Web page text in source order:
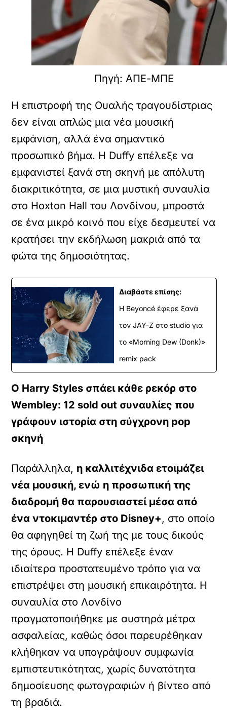
Πηγή: ΑΠΕ-ΜΠΕ
Η επιστροφή της Ουαλής τραγουδίστριας
δεν είναι απλώς μια νέα μουσική
εμφάνιση, αλλά ένα σημαντικό
προσωπικό βήμα. Η Duffy επέλεξε να
εμφανιστεί ξανά στη σκηνή με απόλυτη
διακριτικότητα, σε μια μυστική συναυλία
στο Hoxton Hall του Λονδίνου, μπροστά
σε ένα μικρό κοινό που είχε δεσμευτεί να
κρατήσει την εκδήλωση μακριά από τα
φώτα της δημοσιότητας.
Διαβάστε επίσης:
Η Beyoncé έφερε ξανά
τον JAY-Z στο studio για
το «Morning Dew (Donk)»
remix pack
Ο Harry Styles σπάει κάθε ρεκόρ στο
Wembley: 12 sold out συναυλίες που
γράφουν ιστορία στη σύγχρονη pop
σκηνή
Παράλληλα, η καλλιτέχνιδα ετοιμάζει
νέα μουσική, ενώ η προσωπική της
διαδρομή θα παρουσιαστεί μέσα από
ένα ντοκιμαντέρ στο Disney+, στο οποίο
θα αφηγηθεί τη ζωή της με τους δικούς
της όρους. Η Duffy επέλεξε έναν
ιδιαίτερα προστατευμένο τρόπο για να
επιστρέψει στη μουσική επικαιρότητα. Η
συναυλία στο Λονδίνο
πραγματοποιήθηκε με αυστηρά μέτρα
ασφαλείας, καθώς όσοι παρευρέθηκαν
κλήθηκαν να υπογράψουν συμφωνία
εμπιστευτικότητας, χωρίς δυνατότητα
δημοσίευσης φωτογραφιών ή βίντεο από
τη βραδιά.